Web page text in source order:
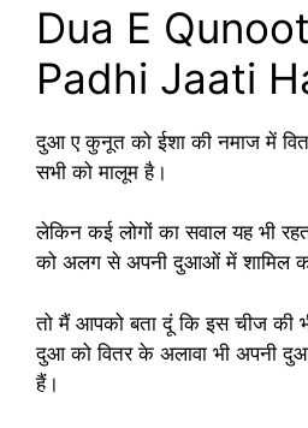
Dua E
Padhi Jaati
दुआ ए कुनूत को ईशा की नमाज में
सभी को मालूम है।
लेकिन कई लोगों का सवाल यह भी
को अलग से अपनी दुआओं में शामिल
तो मैं आपको बता दूं कि इस चीज की
दुआ को वितर के अलावा भी अपनी
हैं।